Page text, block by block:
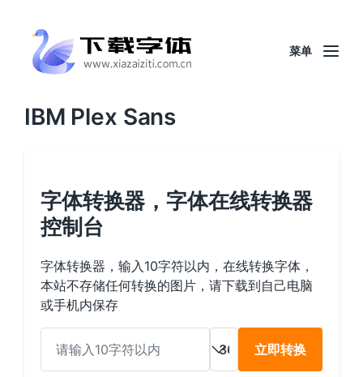
菜单
IBM Plex Sans
字体转换器，字体在线转换器
控制台
字体转换器，输入10字符以内，在线转换字体，
本站不存储任何转换的图片，请下载到自己电脑
或手机内保存
立即转换